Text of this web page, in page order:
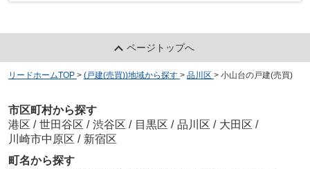
ページトップへ
リードホームTOP > (戸建(売買))地域から探す > 品川区 > 小山台の戸建(売買)
市区町村から探す
港区 / 世田谷区 / 渋谷区 / 目黒区 / 品川区 / 大田区 /
川崎市中原区 / 新宿区
町名から探す